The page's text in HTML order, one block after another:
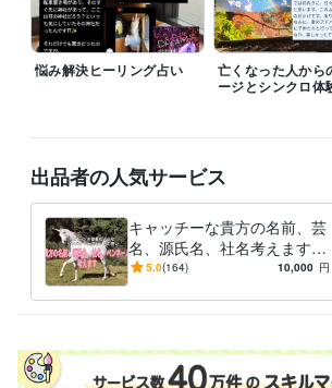
ココナラはじめて10周年になりました！
これからは占い師を育てていきます！
ライフスタイル・その他 / 講師・インストラクター
職歴
株式会社ココナラ 2016年4月 ~ 現在
受賞歴
ココナラというサイトでとても当たる占い師10
タロットカード士 取得年 : 2021年
小学校教諭免許 取得年 : 2016年
悩み解決ヒーリング占い
亡くなった人から
ージとシンクロ体
出品者の人気サービス
キャッチーな貴方の名前、芸
名、源氏名、社名考えます
私の名前をパクる人がいたの
けますよ
5.0(164) 10,000 円